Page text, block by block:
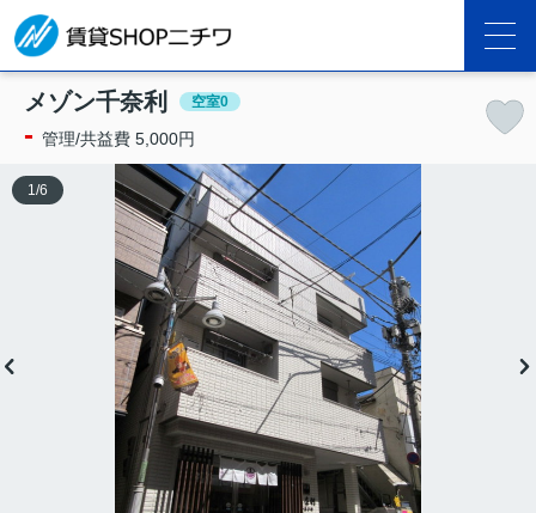
メゾン千奈利 空室0
- 管理/共益費 5,000円
1 /6